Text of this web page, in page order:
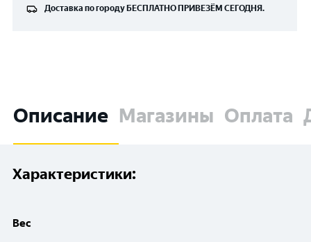
Доставка по городу БЕСПЛАТНО ПРИВЕЗЁМ СЕГОДНЯ.
Описание Магазины Оплата
Характеристики:
Вес